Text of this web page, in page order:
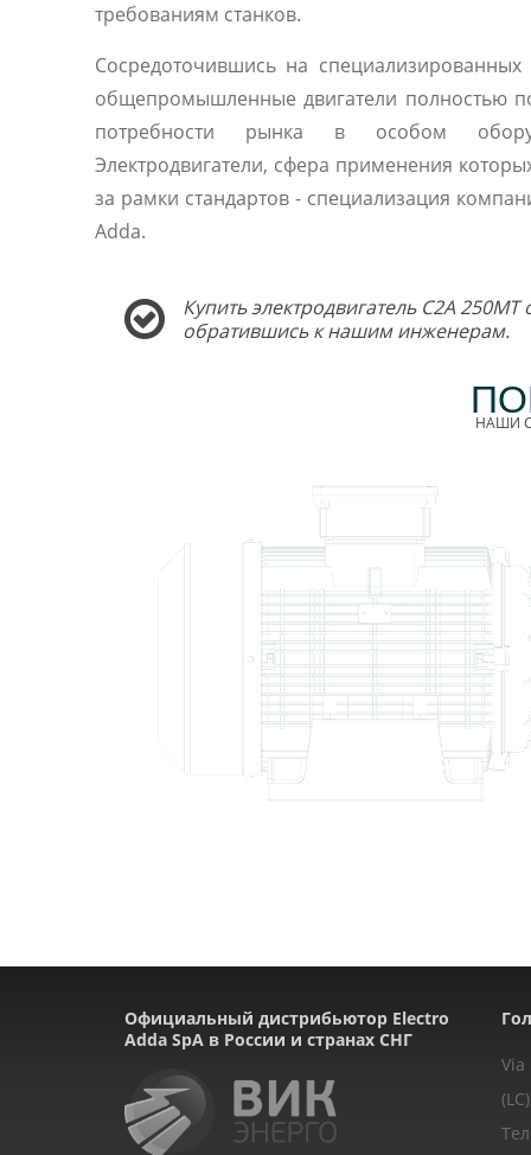
требованиям станков.
Сосредоточившись на специализированных
общепромышленные двигатели полностью
потребности рынка в особом
Электродвигатели, сфера применения
за рамки стандартов - специализация
Adda.
Купить электродвигатель C2A
обратившись к нашим инженерам.
НАШИ
Официальный дистрибьютор Electro
Adda SpA в России и странах СНГ
Via